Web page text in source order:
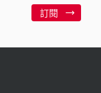
訂閱